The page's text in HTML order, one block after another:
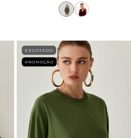
ESGOTADO
PROMOÇÃO